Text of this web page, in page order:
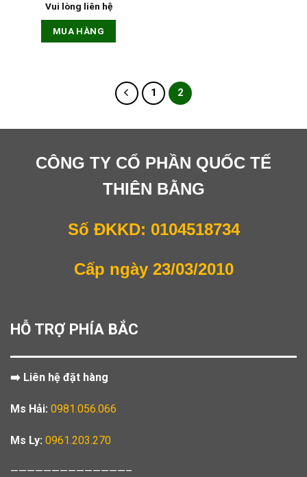
Vui lòng liên hệ
MUA HÀNG
1 2
CÔNG TY CỔ PHẦN QUỐC TẾ
THIÊN BẰNG
Số ĐKKD: 0104518734
Cấp ngày 23/03/2010
HỖ TRỢ PHÍA BẮC
➡️ Liên hệ đặt hàng
Ms Hải: 0981.056.066
Ms Ly: 0961.203.270
——————————————–